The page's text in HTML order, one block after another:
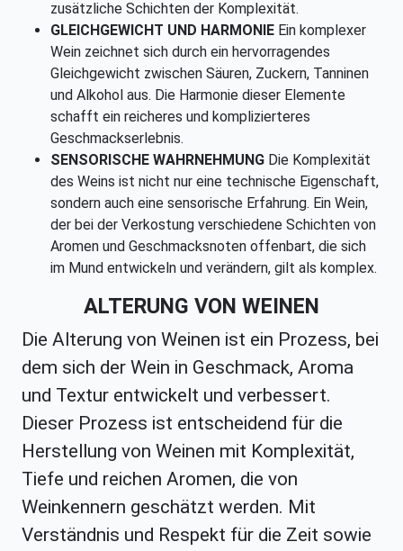
zusätzliche Schichten der Komplexität.
GLEICHGEWICHT UND HARMONIE Ein komplexer
Wein zeichnet sich durch ein hervorragendes
Gleichgewicht zwischen Säuren, Zuckern, Tanninen
und Alkohol aus. Die Harmonie dieser Elemente
schafft ein reicheres und komplizierteres
Geschmackserlebnis.
SENSORISCHE WAHRNEHMUNG Die Komplexität
des Weins ist nicht nur eine technische Eigenschaft,
sondern auch eine sensorische Erfahrung. Ein Wein,
der bei der Verkostung verschiedene Schichten von
Aromen und Geschmacksnoten offenbart, die sich
im Mund entwickeln und verändern, gilt als komplex.
ALTERUNG VON WEINEN
Die Alterung von Weinen ist ein Prozess, bei
dem sich der Wein in Geschmack, Aroma
und Textur entwickelt und verbessert.
Dieser Prozess ist entscheidend für die
Herstellung von Weinen mit Komplexität,
Tiefe und reichen Aromen, die von
Weinkennern geschätzt werden. Mit
Verständnis und Respekt für die Zeit sowie